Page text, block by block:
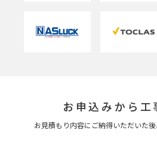
お申込みから工
お見積もり内容にご納得いただいた後